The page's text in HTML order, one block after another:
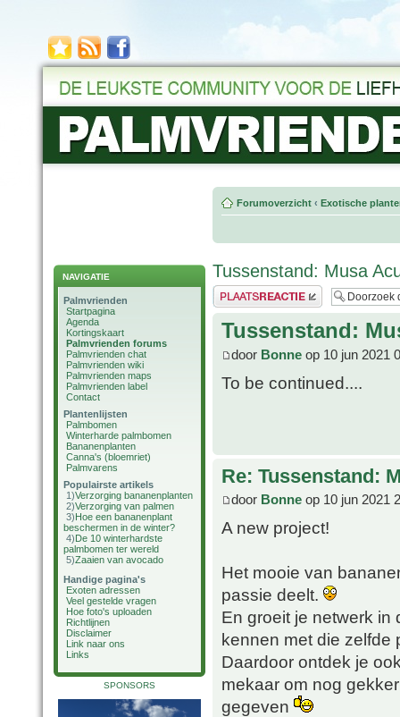
NAVIGATIE
Palmvrienden
Startpagina
Agenda
Kortingskaart
Palmvrienden forums
Palmvrienden chat
Palmvrienden wiki
Palmvrienden maps
Palmvrienden label
Contact
Plantenlijsten
Palmbomen
Winterharde palmbomen
Bananenplanten
Canna's (bloemriet)
Palmvarens
Populairste artikels
1)Verzorging bananenplanten
2)Verzorging van palmen
3)Hoe een bananenplant
beschermen in de winter?
4)De 10 winterhardste
palmbomen ter wereld
5)Zaaien van avocado
Handige pagina's
Exoten adressen
Veel gestelde vragen
Hoe foto's uploaden
Richtlijnen
Disclaimer
Link naar ons
Links
SPONSORS
Forumoverzicht ‹ Exotische
Tussenstand: Musa
Plaats een reactie
Tussenstand:
door Bonne op 10 jun 2021
To be continued....
Re: Tussenstand:
door Bonne op 10 jun 2021
A new project!
Het mooie van
passie deelt.
En groeit je netwerk
kennen met die zelfde
Daardoor ontdek je
mekaar om nog
gegeven